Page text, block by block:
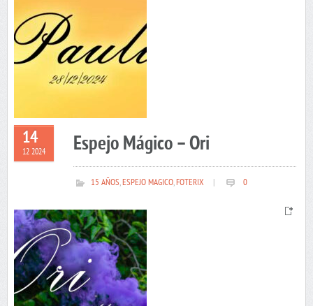
14
12 2024 Espejo Mágico – Ori
15 AÑOS,ESPEJO MAGICO,FOTERIX 0